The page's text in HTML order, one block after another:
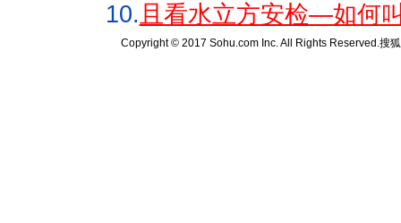
10.且看水立方安检—如何
Copyright © 2017 Sohu.com Inc. All Rights Reserved.搜